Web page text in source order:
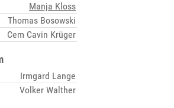
Manja Kloss
Thomas Bosowski
Cem Cavin Krüger
Irmgard Lange
Volker Walther